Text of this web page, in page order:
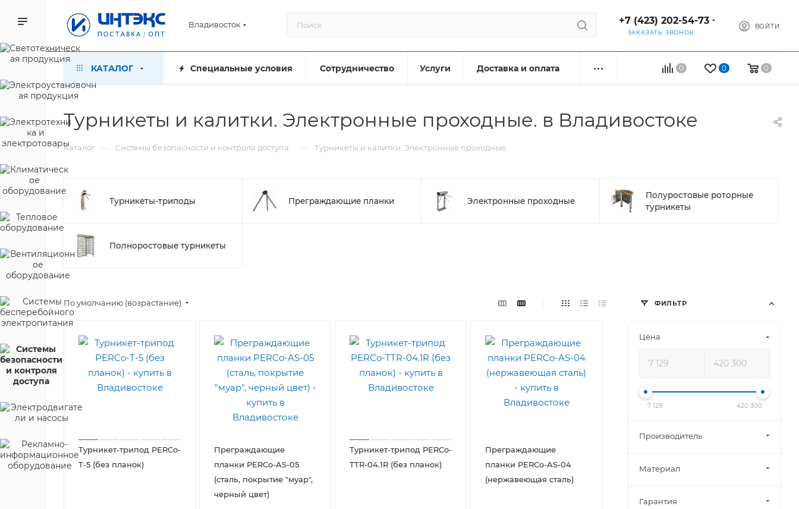
Владивосток +7 (423) 202-54-73
ЗАКАЗАТЬ ЗВОНОК
ВОЙТИ
0 0 0
КАТАЛОГ Специальные условия Сотрудничество Услуги Доставка и оплата
Турникеты и калитки. Электронные проходные. в Владивостоке
Каталог — Системы безопасности и контроля доступа — Турникеты и калитки. Электронные проходные.
Турникеты-триподы Преграждающие планки Электронные проходные
Полуростовые роторные
турникеты
Полноростовые турникеты
По умолчанию (возрастание)
Турникет-трипод PERCo-
T-5 (без планок)
Преграждающие
планки PERCo-AS-05
(сталь, покрытие "муар",
черный цвет)
Турникет-трипод PERCo-
TTR-04.1R (без планок)
Преграждающие
планки PERCo-AS-04
(нержавеющая сталь)
ФИЛЬТР
Цена
7 129 420 300
Производитель
Материал
Гарантия